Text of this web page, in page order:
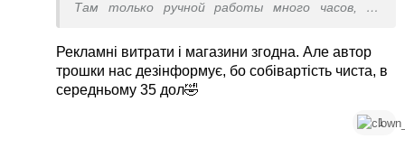
Там только ручной работы много часов, не
Плюс большие рекламные расходы, содержание
магазинов и т.п.
Рекламні витрати і магазини згодна. Але автор
трошки нас дезінформує, бо собівартість чиста, в
середньому 35 дол🤣
1